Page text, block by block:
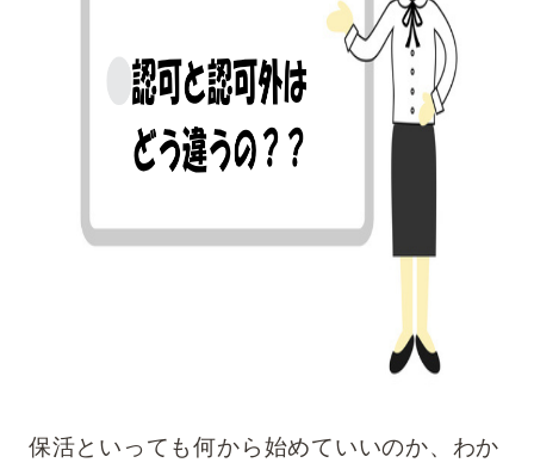
保活といっても何から始めていいのか、わか